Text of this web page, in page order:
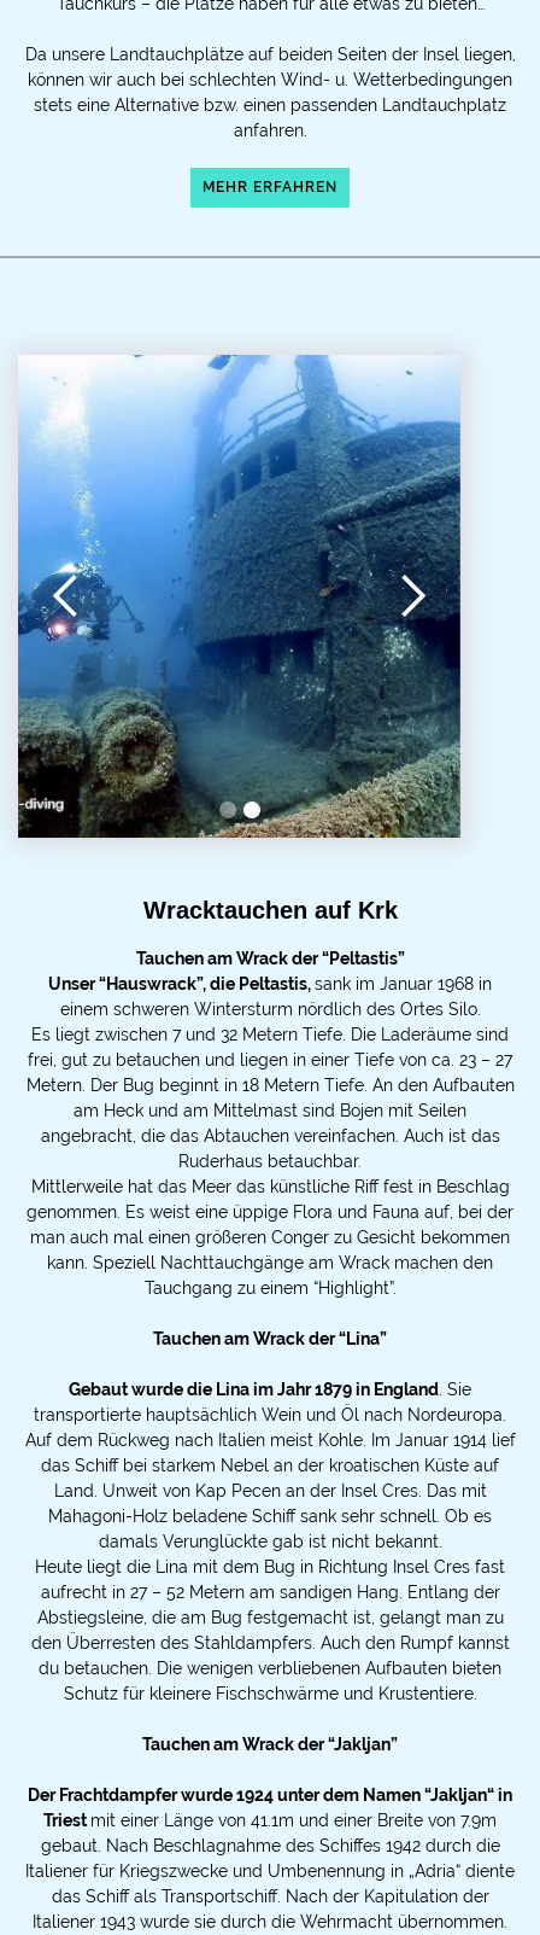
Da unsere Landtauchplätze auf beiden Seiten der Insel liegen,
können wir auch bei schlechten Wind- u. Wetterbedingungen
stets eine Alternative bzw. einen passenden Landtauchplatz
anfahren.
MEHR ERFAHREN
Wracktauchen auf Krk
Tauchen am Wrack der “Peltastis”
Unser “Hauswrack”, die Peltastis,sank im Januar 1968 in
einem schweren Wintersturm nördlich des Ortes Silo.
Es liegt zwischen 7 und 32 Metern Tiefe. Die Laderäume sind
frei, gut zu betauchen und liegen in einer Tiefe von ca. 23 – 27
Metern. Der Bug beginnt in 18 Metern Tiefe. An den Aufbauten
am Heck und am Mittelmast sind Bojen mit Seilen
angebracht, die das Abtauchen vereinfachen. Auch ist das
Ruderhaus betauchbar.
Mittlerweile hat das Meer das künstliche Riff fest in Beschlag
genommen. Es weist eine üppige Flora und Fauna auf, bei der
man auch mal einen größeren Conger zu Gesicht bekommen
kann. Speziell Nachttauchgänge am Wrack machen den
Tauchgang zu einem “Highlight”.
Tauchen am Wrack der “Lina”
Gebaut wurde die Lina im Jahr 1879 in England . Sie
transportierte hauptsächlich Wein und Öl nach Nordeuropa.
Auf dem Rückweg nach Italien meist Kohle. Im Januar 1914 lief
das Schiff bei starkem Nebel an der kroatischen Küste auf
Land. Unweit von Kap Pecen an der Insel Cres. Das mit
Mahagoni-Holz beladene Schiff sank sehr schnell. Ob es
damals Verunglückte gab ist nicht bekannt.
Heute liegt die Lina mit dem Bug in Richtung Insel Cres fast
aufrecht in 27 – 52 Metern am sandigen Hang. Entlang der
Abstiegsleine, die am Bug festgemacht ist, gelangt man zu
den Überresten des Stahldampfers. Auch den Rumpf kannst
du betauchen. Die wenigen verbliebenen Aufbauten bieten
Schutz für kleinere Fischschwärme und Krustentiere.
‍Tauchen am Wrack der “Jakljan”
Der Frachtdampfer wurde 1924 unter dem Namen “Jakljan“ in
Triest mit einer Länge von 41.1m und einer Breite von 7.9m
gebaut. Nach Beschlagnahme des Schiffes 1942 durch die
Italiener für Kriegszwecke und Umbenennung in „Adria“ diente
das Schiff als Transportschiff. Nach der Kapitulation der
Italiener 1943 wurde sie durch die Wehrmacht übernommen.